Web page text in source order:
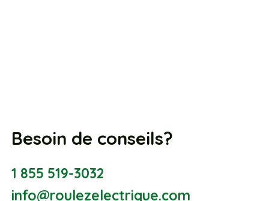
Besoin de conseils?
1 855 519-3032
info@roulezelectrique.com